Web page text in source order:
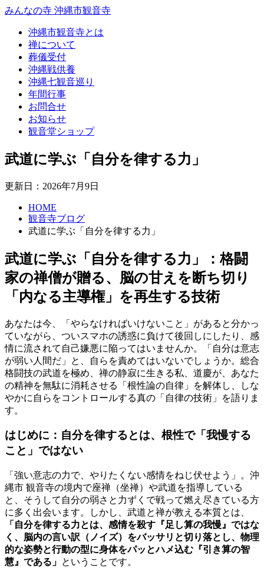
みんなの寺 沖縄市観音寺
沖縄市観音寺とは
禅について
葬儀受付
沖縄戦供養
沖縄七観音巡り
年間行事
お問合せ
お知らせ
観音堂ショップ
武道に学ぶ「自分を律する力」
更新日：2026年7月9日
HOME
観音寺ブログ
武道に学ぶ「自分を律する力」
武道に学ぶ「自分を律する力」：格闘
家の禅僧が贈る、脳の甘えを断ち切り
「内なる主導権」を再生する技術
あなたは今、「やらなければいけないこと」があると分かっ
ていながら、ついスマホの誘惑に負けて後回しにしたり、感
情に流されて自己嫌悪に陥ってはいませんか。「自分は意志
が弱い人間だ」と、自らを責めてはいないでしょうか。総合
格闘技の武道を極め、禅の静寂に生きる私、道慶が、あなた
の精神を無駄に消耗させる「根性論の自律」を解体し、しな
やかに自らをコントロールする真の「自律の技術」を語りま
す。
はじめに：自分を律するとは、根性で「我慢する
こと」ではない
「強い意志の力で、やりたくない感情をねじ伏せよう」。沖
縄市 観音寺の境内で座禅（坐禅）や武道を指導している
と、そうして自分の弱さと力ずくで戦って燃え尽きている方
に多く出会います。しかし、武道と禅が教える本質とは、
「自分を律する力とは、感情を殺す『足し算の我慢』ではな
く、脳内の言い訳（ノイズ）をバッサリと切り落とし、物理
的な姿勢と行動の型に身体をパッとハメ込む『引き算の智
慧』である」 ということです。